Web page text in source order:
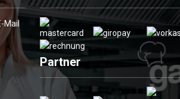
Mail
Partner